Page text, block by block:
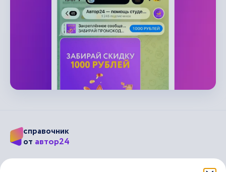
справочник
от автор24